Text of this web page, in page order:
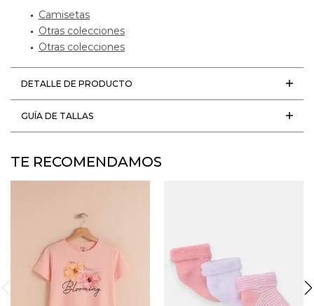
Camisetas
Otras colecciones
Otras colecciones
DETALLE DE PRODUCTO
GUÍA DE TALLAS
TE RECOMENDAMOS